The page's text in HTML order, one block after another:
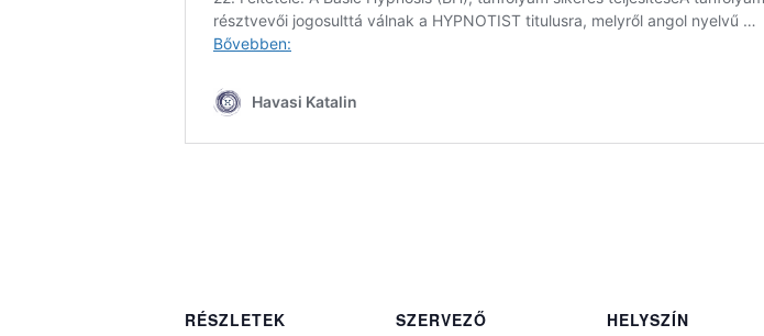
RÉSZLETEK
SZERVEZŐ
HELYSZÍN